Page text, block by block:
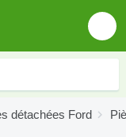
détachées Ford